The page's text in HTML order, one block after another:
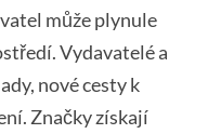
může plynule
Vydavatelé a
nové cesty k
Značky získají